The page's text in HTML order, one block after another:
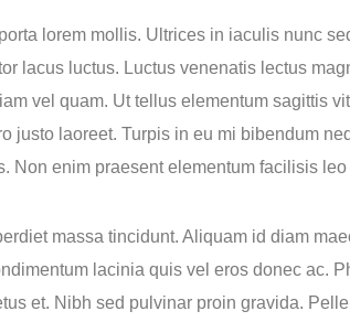
lorem mollis. Ultrices in iaculis nunc
lacus luctus. Luctus venenatis lectus
vel quam. Ut tellus elementum sagittis
justo laoreet. Turpis in eu mi bibendum
Non enim praesent elementum facilisis
massa tincidunt. Aliquam id diam
lacinia quis vel eros donec ac.
et. Nibh sed pulvinar proin gravida.